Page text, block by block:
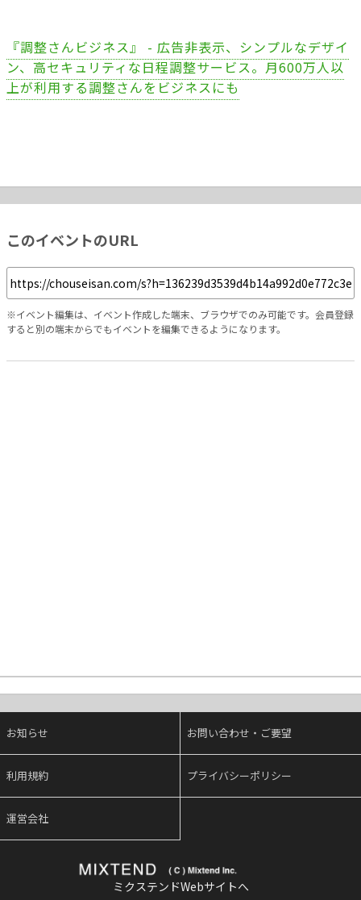
『調整さんビジネス』 - 広告非表示、シンプルなデザイ
ン、高セキュリティな日程調整サービス。月600万人以
上が利用する調整さんをビジネスにも
このイベントのURL
※イベント編集は、イベント作成した端末、ブラウザでのみ可能です。会員登録
すると別の端末からでもイベントを編集できるようになります。
お知らせ お問い合わせ・ご要望
利用規約 プライバシーポリシー
運営会社
ミクステンドWebサイトへ